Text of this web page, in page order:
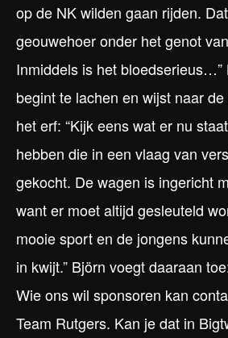
op de NK wilden gaan rijden.
geouwehoer onder het genot
Inmiddels is het bloedserieus…”
begint te lachen en wijst naar
het erf: “Kijk eens wat er nu
hebben die in een vlaag van
gekocht. De wagen is ingericht
want er moet altijd gesleuteld
mooie sport en de jongens
in kwijt.” Björn voegt daaraan
Wie ons wil sponsoren kan
Team Rutgers. Kan je dat in